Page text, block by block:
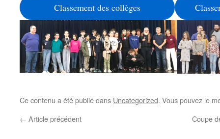
Classement des collèges
Ce contenu a été publié dans Uncategorized. Vous pouvez le
← Article précédent Coupe